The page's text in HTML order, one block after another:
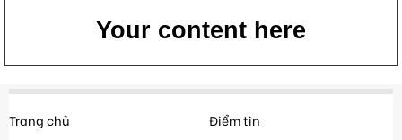
Your content here
Trang chủ
Điểm tin